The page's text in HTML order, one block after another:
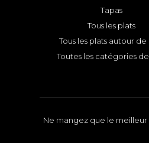
Tapas
Tous les plats
Tous les plats autour
Toutes les catégories
Ne mangez que le meilleur